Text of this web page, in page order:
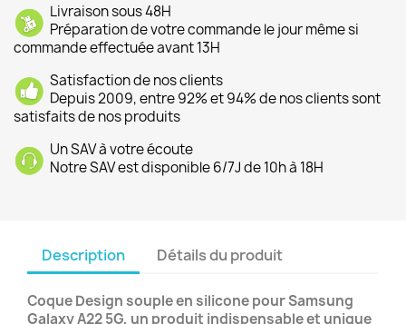
Livraison sous 48H
Préparation de votre commande le jour même si
commande effectuée avant 13H
Satisfaction de nos clients
Depuis 2009, entre 92% et 94% de nos clients sont
satisfaits de nos produits
Un SAV à votre écoute
Notre SAV est disponible 6/7J de 10h à 18H
Description Détails du produit
Coque Design souple en silicone pour Samsung
Galaxy A22 5G, un produit indispensable et unique